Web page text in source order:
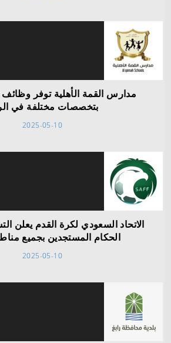
مدارس القمة الأهلية توفر وظائف
بتخصصات مختلفة في
2025-05-10
الاتحاد السعودي لكرة القدم يعلن
الحكام المستجدين بجميع
2025-05-10